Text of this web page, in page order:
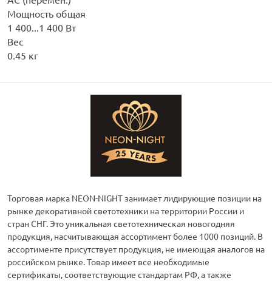
Мощность общая
1 400...1 400 Вт
Вес
0.45 кг
Торговая марка NEON-NIGHT занимает лидирующие позиции на
рынке декоративной светотехники на территории России и
стран СНГ. Это уникальная светотехническая новогодняя
продукция, насчитывающая ассортимент более 1000 позиций. В
ассортименте присутствует продукция, не имеющая аналогов на
российском рынке. Товар имеет все необходимые
сертификаты, соответствующие стандартам РФ, а также